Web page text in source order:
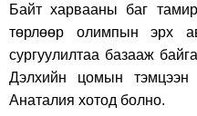
Байт харвааны баг
төрлөөр олимпын эрх
сургуулилтаа базааж
Дэлхийн цомын
Анаталия хотод болно.